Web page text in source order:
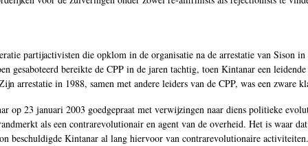
partijactivisten die opklom in de organisatie na de arrestatie van Sison
gesaboteerd bereikte de CPP in de jaren tachtig, toen Kintanar een
arrestatie in 1988, samen met andere leiders van de CPP, was een zware
op 23 januari 2003 goedgepraat met verwijzingen naar diens politieke
als een contrarevolutionair en agent van de overheid. Het is waar
beschuldigde Kintanar al lang hiervoor van contrarevolutionaire